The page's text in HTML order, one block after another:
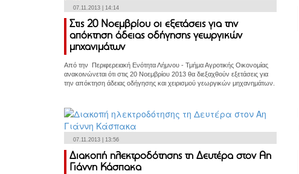
07.11.2013 | 14:14
Στις 20 Νοεμβρίου οι εξετάσεις για την
απόκτηση άδειας οδήγησης γεωργικών
μηχανιμάτων
Από την Περιφερειακή Ενότητα Λήμνου - Τμήμα Αγροτικής Οικονομίας
ανακοινώνεται ότι στις 20 Νοεμβρίου 2013 θα διεξαχθούν εξετάσεις για
την απόκτηση άδειας οδήγησης και χειρισμού γεωργικών μηχανημάτων.
07.11.2013 | 13:56
Διακοπή ηλεκτροδότησης τη Δευτέρα στον Αη
Γιάννη Κάσπακα